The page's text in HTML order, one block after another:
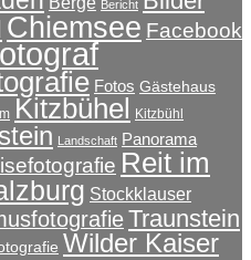
Bericht
Chiemsee Facebook
Fotos Gästehaus
Kitzbühel Kitzbühl
Landschaft Panorama
Reit im
Stockklauser
Traunstein
Wilder Kaiser